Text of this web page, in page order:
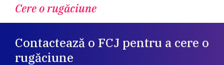
Cere o rugăciune
Contactează o FCJ pentru a cere o
rugăciune